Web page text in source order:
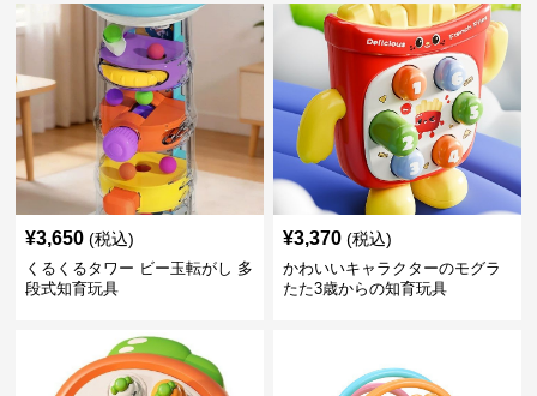
¥3,650 (税込)
くるくるタワー ビー玉転がし 多
段式知育玩具
¥3,370 (税込)
かわいいキャラクターのモグラ
たた3歳からの知育玩具